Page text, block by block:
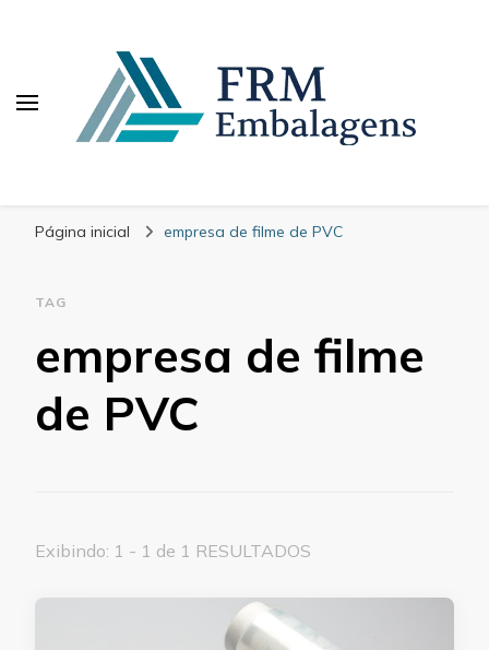
Página inicial empresa de filme de PVC
TAG
empresa de filme
de PVC
Exibindo: 1 - 1 de 1 RESULTADOS